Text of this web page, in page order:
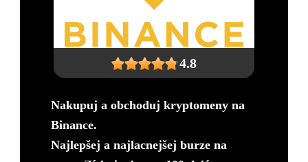
4.8
Nakupuj a obchoduj kryptomeny na
Binance.
Najlepšej a najlacnejšej burze na